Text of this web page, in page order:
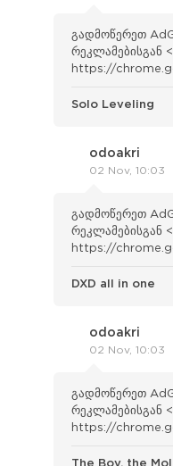
გადმოწერეთ
რეკლამებისგან
https://
Solo Leveling
odoakri
02 Nov, 10:03
გადმოწერეთ
რეკლამებისგან
https://
DXD all in one
odoakri
02 Nov, 10:03
გადმოწერეთ
რეკლამებისგან
https://
The Boy, the